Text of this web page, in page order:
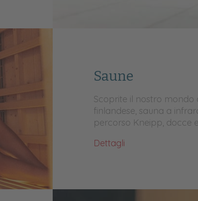
Saune
Scoprite il nostro mondo
finlandese, sauna a
percorso Kneipp, docce
Dettagli